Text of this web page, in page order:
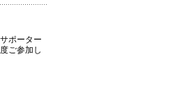
ポーター
ご参加し